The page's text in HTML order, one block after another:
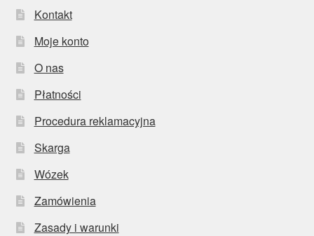
Kontakt
Moje konto
O nas
Płatności
Procedura reklamacyjna
Skarga
Wózek
Zamówienia
Zasady i warunki